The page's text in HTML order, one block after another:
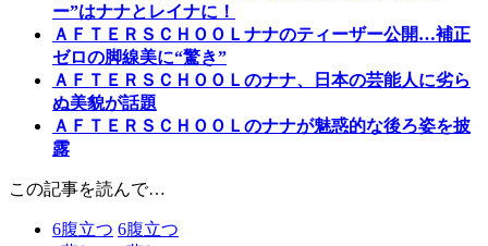
ー”はナナとレイナに！
ＡＦＴＥＲＳＣＨＯＯＬナナのティーザー公開…補正
ゼロの脚線美に“驚き”
ＡＦＴＥＲＳＣＨＯＯＬのナナ、日本の芸能人に劣ら
ぬ美貌が話題
ＡＦＴＥＲＳＣＨＯＯＬのナナが魅惑的な後ろ姿を披
露
この記事を読んで…
6腹立つ 6腹立つ